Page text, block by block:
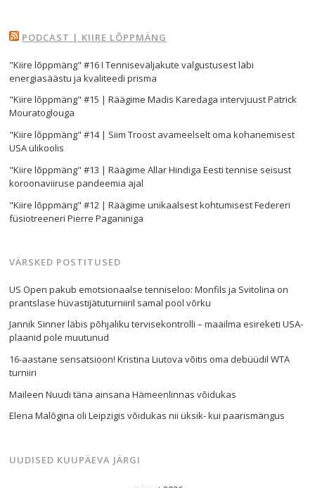
PODCAST | KIIRE LÕPPMÄNG
"Kiire lõppmäng" #16 I Tenniseväljakute valgustusest läbi
energiasäästu ja kvaliteedi prisma
"Kiire lõppmäng" #15 | Räägime Madis Karedaga intervjuust Patrick
Mouratoglouga
"Kiire lõppmäng" #14 | Siim Troost avameelselt oma kohanemisest
USA ülikoolis
"Kiire lõppmäng" #13 | Räägime Allar Hindiga Eesti tennise seisust
koroonaviiruse pandeemia ajal
"Kiire lõppmäng" #12 | Räägime unikaalsest kohtumisest Federeri
füsiotreeneri Pierre Paganiniga
VÄRSKED POSTITUSED
US Open pakub emotsionaalse tenniseloo: Monfils ja Svitolina on
prantslase hüvastijätuturniiril samal pool võrku
Jannik Sinner läbis põhjaliku tervisekontrolli – maailma esireketi USA-
plaanid pole muutunud
16-aastane sensatsioon! Kristina Liutova võitis oma debüüdil WTA
turniiri
Maileen Nuudi täna ainsana Hämeenlinnas võidukas
Elena Malõgina oli Leipzigis võidukas nii üksik- kui paarismängus
UUDISED KUUPÄEVA JÄRGI